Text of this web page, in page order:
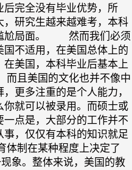
完全没有毕业优势，所
研究生越来越难考，本科
尬局面。 然而我们必须
不适用，在美国总体上的
美国，本科毕业后基本上
且美国的文化也并不像中
更多注重的是个人能力，
就可以被录用。而硕士或
点是，大部分的工作并不
，仅仅有本科的知识就足
制在某种程度上决定了
象。整体来说，美国的教